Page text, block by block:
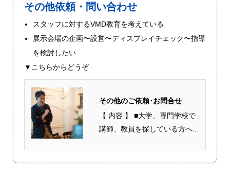
その他依頼・問い合わせ
スタッフに対するVMD教育を考えている
展示会場の企画〜設営〜ディスプレイチェック〜指導
を検討したい
▼こちらからどうぞ
その他のご依頼･お問合せ
【 内容 】 ■大学、専門学校で
講師、教員を探している方へ...